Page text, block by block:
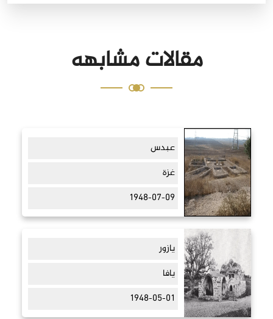
مقالات مشابهه
عبدس
غزة
1948-07-09
يازور
يافا
1948-05-01